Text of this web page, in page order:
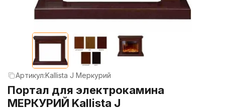
Артикул:Kallista J Меркурий
Портал для электрокамина
МЕРКУРИЙ Kallista J